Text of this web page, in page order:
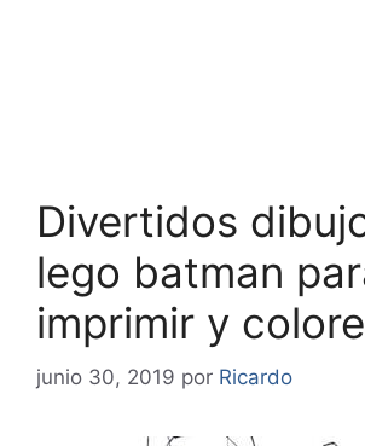
Divertidos
lego batman
imprimir y
junio 30, 2019 por Ricardo